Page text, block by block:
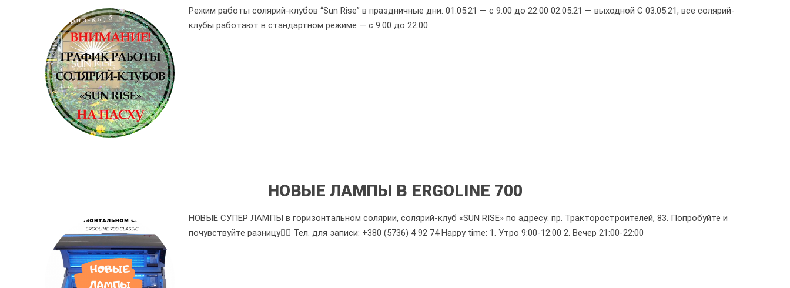
Режим работы солярий-клубов “Sun Rise” в праздничные дни: 01.05.21 — с 9:00 до 22:00 02.05.21 — выходной С 03.05.21, все солярий-
клубы работают в стандартном режиме — с 9:00 до 22:00
НОВЫЕ ЛАМПЫ В ERGOLINE 700
НОВЫЕ СУПЕР ЛАМПЫ в горизонтальном солярии, солярий-клуб «SUN RISE» по адресу: пр. Тракторостроителей, 83. Попробуйте и
почувствуйте разницу👍🏻 Тел. для записи: +380 (5736) 4 92 74 Happy time: 1. Утро 9:00-12:00 2. Вечер 21:00-22:00